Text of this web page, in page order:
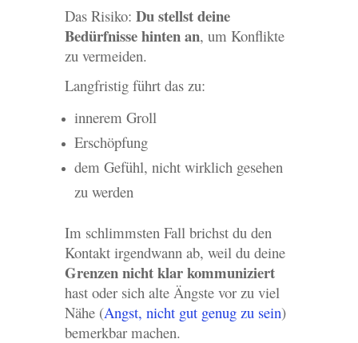
Das Risiko: Du stellst deine
Bedürfnisse hinten an, um Konflikte
zu vermeiden.
Langfristig führt das zu:
innerem Groll
Erschöpfung
dem Gefühl, nicht wirklich gesehen
zu werden
Im schlimmsten Fall brichst du den
Kontakt irgendwann ab, weil du deine
Grenzen nicht klar kommuniziert
hast oder sich alte Ängste vor zu viel
Nähe (Angst, nicht gut genug zu sein)
bemerkbar machen.